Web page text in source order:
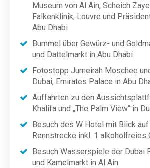
Museum von Al Ain, Scheich
Falkenklinik, Louvre und
Abu Dhabi
Bummel über Gewürz- und
und Dattelmarkt in Abu Dhabi
Fotostopp Jumeirah Moschee
Dubai, Emirates Palace in Abu
Auffahrten zu den
Khalifa und „The Palm View“ in
Besuch des W Hotel mit Blick
Rennstrecke inkl. 1 alkoholfreies
Besuch Wasserspiele der Dubai
und Kamelmarkt in Al Ain